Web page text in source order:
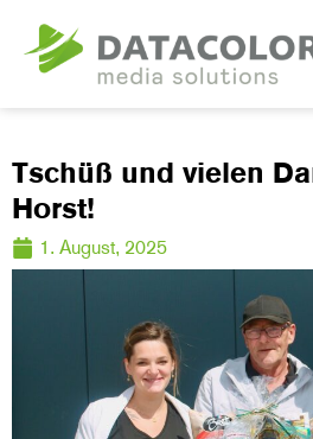
Tschüß und vielen
Horst!
1. August, 2025